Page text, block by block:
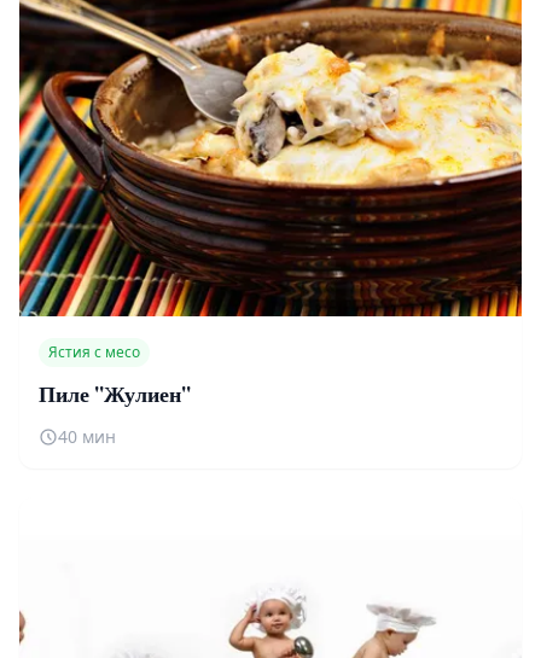
Ястия с месо
Пиле ''Жулиен''
40 мин